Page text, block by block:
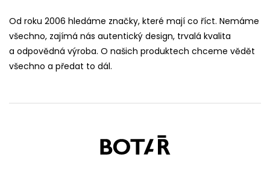
Od roku 2006 hledáme značky, které mají co říct. Nemáme
všechno, zajímá nás autentický design, trvalá kvalita
a odpovědná výroba. O našich produktech chceme vědět
všechno a předat to dál.